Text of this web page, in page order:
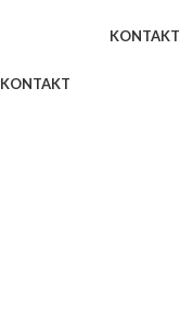
KONTAKT
KONTAKT